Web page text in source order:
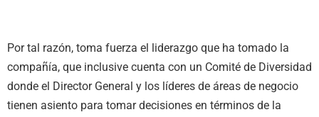
Por tal razón, toma fuerza el liderazgo que ha tomado la
compañía, que inclusive cuenta con un Comité de Diversidad
donde el Director General y los líderes de áreas de negocio
tienen asiento para tomar decisiones en términos de la